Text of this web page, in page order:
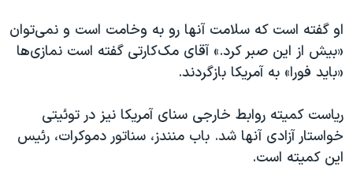
او گفته است که سلامت آنها رو به وخامت است و نمی‌توان
«بیش از این صبر کرد.» آقای مک‌کارتی گفته است نمازی‌ها
«باید فورا» به آمریکا بازگردند.
ریاست کمیته روابط خارجی سنای آمریکا نیز در توئیتی
خواستار آزادی آنها شد. باب منندز، سناتور دموکرات، رئیس
این کمیته است.